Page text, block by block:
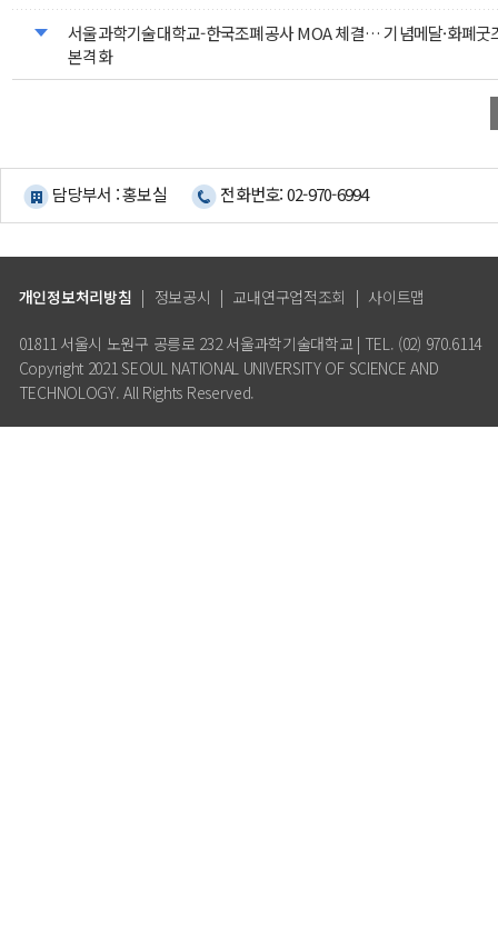
서울과학기술대학교-한국조폐공사 MOA 체결… 기념메달·화폐굿
본격화
담당부서 : 홍보실 전화번호: 02-970-6994
개인정보처리방침 | 정보공시 | 교내연구업적조회 | 사이트맵
01811 서울시 노원구 공릉로 232 서울과학기술대학교 | TEL. (02) 970.6114
Copyright 2021 SEOUL NATIONAL UNIVERSITY OF SCIENCE AND
TECHNOLOGY. All Rights Reserved.